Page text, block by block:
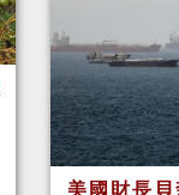
美國財長